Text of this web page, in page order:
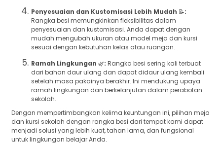
Penyesuaian dan Kustomisasi Lebih Mudah 📝:
Rangka besi memungkinkan fleksibilitas dalam
penyesuaian dan kustomisasi. Anda dapat dengan
mudah mengubah ukuran atau model meja dan kursi
sesuai dengan kebutuhan kelas atau ruangan.
Ramah Lingkungan 🌿: Rangka besi sering kali terbuat
dari bahan daur ulang dan dapat didaur ulang kembali
setelah masa pakainya berakhir. Ini mendukung upaya
ramah lingkungan dan berkelanjutan dalam perabotan
sekolah.
Dengan mempertimbangkan kelima keuntungan ini, pilihan meja
dan kursi sekolah dengan rangka besi dari tempat kami dapat
menjadi solusi yang lebih kuat, tahan lama, dan fungsional
untuk lingkungan belajar Anda.